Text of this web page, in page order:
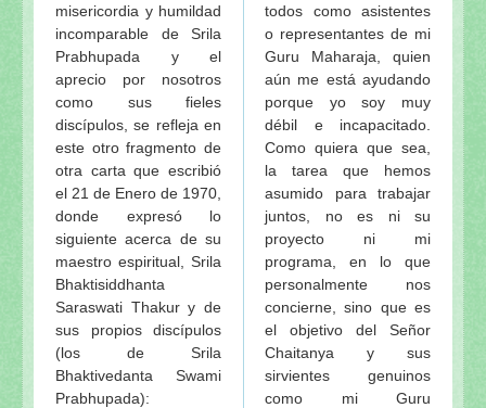
misericordia y humildad
incomparable de Srila
Prabhupada y el
aprecio por nosotros
como sus fieles
discípulos, se refleja en
este otro fragmento de
otra carta que escribió
el 21 de Enero de 1970,
donde expresó lo
siguiente acerca de su
maestro espiritual, Srila
Bhaktisiddhanta
Saraswati Thakur y de
sus propios discípulos
(los de Srila
Bhaktivedanta Swami
Prabhupada):
todos como asistentes
o representantes de mi
Guru Maharaja, quien
aún me está ayudando
porque yo soy muy
débil e incapacitado.
Como quiera que sea,
la tarea que hemos
asumido para trabajar
juntos, no es ni su
proyecto ni mi
programa, en lo que
personalmente nos
concierne, sino que es
el objetivo del Señor
Chaitanya y sus
sirvientes genuinos
como mi Guru